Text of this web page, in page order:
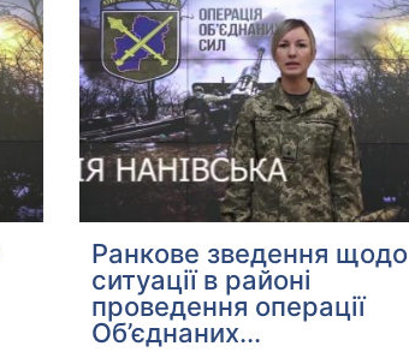
Ранкове зведення щодо
ситуації в районі
проведення операції
Об’єднаних...